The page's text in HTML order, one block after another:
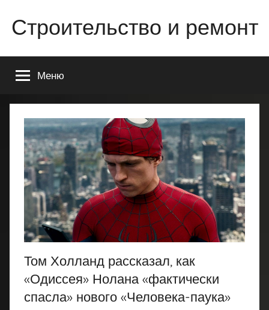
содержимому
Строительство и ремонт
строительстве
ремонте
Вашего
дома
квартиры
Меню
Том Холланд рассказал, как
«Одиссея» Нолана «фактически
спасла» нового «Человека-паука»